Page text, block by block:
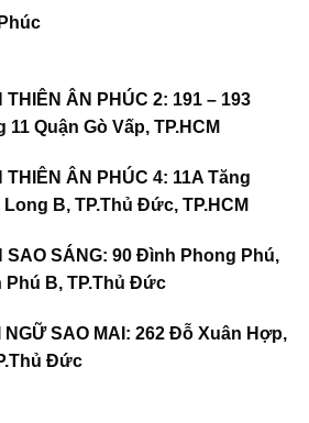
THIÊN ÂN PHÚC 2: 191 – 193
Quận Gò Vấp, TP.HCM
THIÊN ÂN PHÚC 4: 11A Tăng
B, TP.Thủ Đức, TP.HCM
SAO SÁNG: 90 Đình Phong Phú,
B, TP.Thủ Đức
NGỮ SAO MAI: 262 Đỗ Xuân Hợp,
Đức